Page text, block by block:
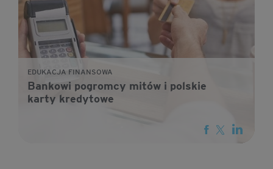
EDUKACJA FINANSOWA
Bankowi pogromcy mitów i polskie
karty kredytowe